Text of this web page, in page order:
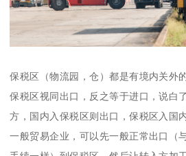
保税区（物流园，仓）都是有境内关外
保税区视同出口，反之等于进口，说白
方，国内入保税区则出口，保税区入国
一般贸易企业，可以先一般正常出口（